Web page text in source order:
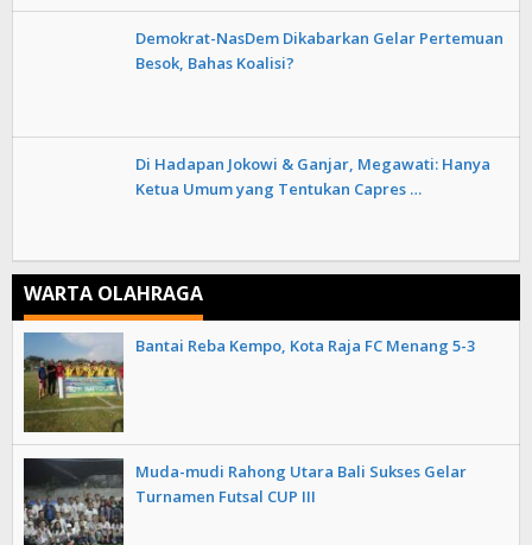
Demokrat-NasDem Dikabarkan Gelar Pertemuan
Besok, Bahas Koalisi?
Di Hadapan Jokowi & Ganjar, Megawati: Hanya
Ketua Umum yang Tentukan Capres …
WARTA OLAHRAGA
Bantai Reba Kempo, Kota Raja FC Menang 5-3
Muda-mudi Rahong Utara Bali Sukses Gelar
Turnamen Futsal CUP III